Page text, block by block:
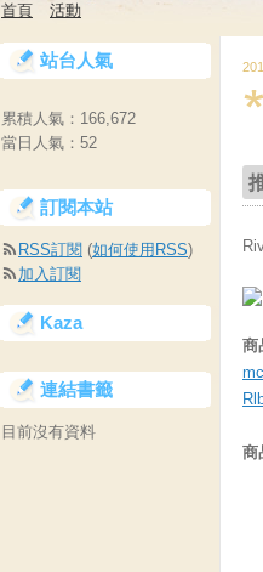
首頁 活動
商
商
站台人氣
累積人氣： 166,672
當日人氣： 52
訂閱本站
RSS訂閱 (如何使用RSS)
加入訂閱
Kaza
連結書籤
目前沒有資料